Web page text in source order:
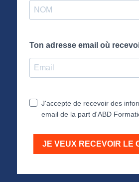
Ton adresse email où
J'accepte de recevoir des
email de la part d'ABD
JE VEUX RECEVOIR LE